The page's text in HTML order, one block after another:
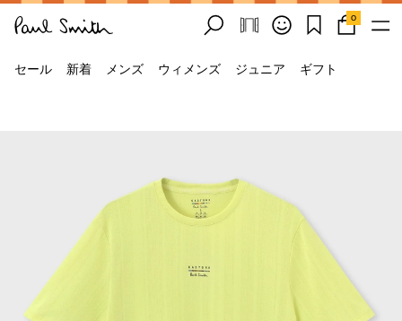
0
セール 新着 メンズ ウィメンズ ジュニア ギフト